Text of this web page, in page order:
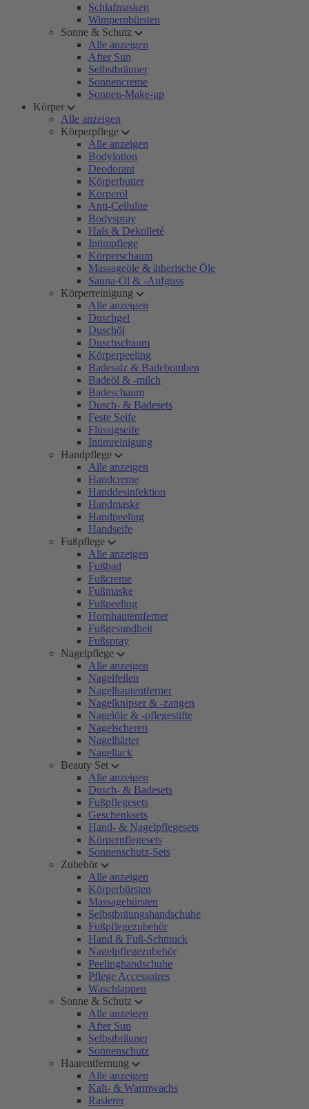
Schlafmasken
Wimpernbürsten
Sonne & Schutz
Alle anzeigen
After Sun
Selbstbräuner
Sonnencreme
Sonnen-Make-up
Körper
Alle anzeigen
Körperpflege
Alle anzeigen
Bodylotion
Deodorant
Körperbutter
Körperöl
Anti-Cellulite
Bodyspray
Hals & Dekolleté
Intimpflege
Körperschaum
Massageöle & ätherische Öle
Sauna-Öl & -Aufguss
Körperreinigung
Alle anzeigen
Duschgel
Duschöl
Duschschaum
Körperpeeling
Badesalz & Badebomben
Badeöl & -milch
Badeschaum
Dusch- & Badesets
Feste Seife
Flüssigseife
Intimreinigung
Handpflege
Alle anzeigen
Handcreme
Handdesinfektion
Handmaske
Handpeeling
Handseife
Fußpflege
Alle anzeigen
Fußbad
Fußcreme
Fußmaske
Fußpeeling
Hornhautentferner
Fußgesundheit
Fußspray
Nagelpflege
Alle anzeigen
Nagelfeilen
Nagelhautentferner
Nagelknipser & -zangen
Nagelöle & -pflegestifte
Nagelscheren
Nagelhärter
Nagellack
Beauty Set
Alle anzeigen
Dusch- & Badesets
Fußpflegesets
Geschenksets
Hand- & Nagelpflegesets
Körperpflegesets
Sonnenschutz-Sets
Zubehör
Alle anzeigen
Körperbürsten
Massagebürsten
Selbstbräungshandschuhe
Fußpflegezubehör
Hand & Fuß-Schmuck
Nagelpflegezubehör
Peelinghandschuhe
Pflege Accessoires
Waschlappen
Sonne & Schutz
Alle anzeigen
After Sun
Selbstbräuner
Sonnenschutz
Haarentfernung
Alle anzeigen
Kalt- & Warmwachs
Rasierer